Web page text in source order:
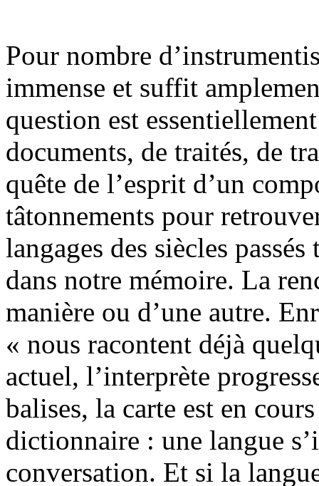
Pour nombre
immense et suffit
question est
documents, de traités, de
quête de l’esprit d’un
tâtonnements pour
langages des siècles
dans notre mémoire. La
manière ou d’une autre.
« nous racontent déjà
actuel, l’interprète
balises, la carte est en
dictionnaire : une langue
conversation. Et si la